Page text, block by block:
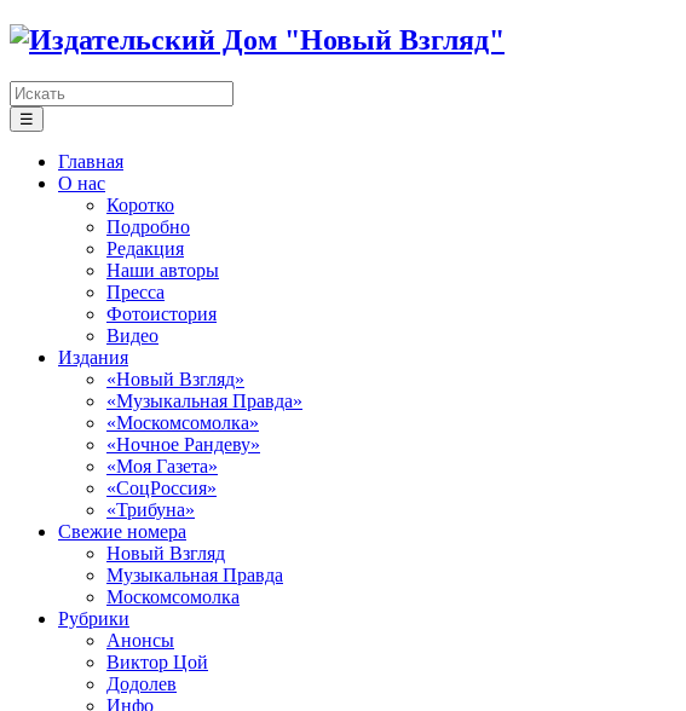
☰
Главная
О нас
Коротко
Подробно
Редакция
Наши авторы
Пресса
Фотоистория
Видео
Издания
«Новый Взгляд»
«Музыкальная Правда»
«Москомсомолка»
«Ночное Рандеву»
«Моя Газета»
«СоцРоссия»
«Трибуна»
Свежие номера
Новый Взгляд
Музыкальная Правда
Москомсомолка
Рубрики
Анонсы
Виктор Цой
Додолев
Инфо